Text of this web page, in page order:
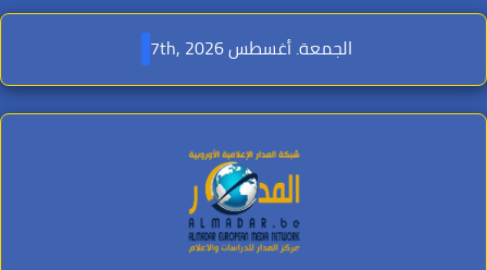
Skip
content
الجمعة. أغسطس 7th, 2026